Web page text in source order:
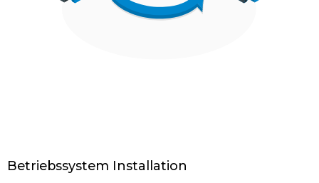
Betriebssystem Installation